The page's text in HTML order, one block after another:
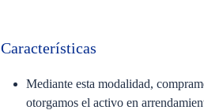
Características
Mediante esta modalidad,
otorgamos el activo en